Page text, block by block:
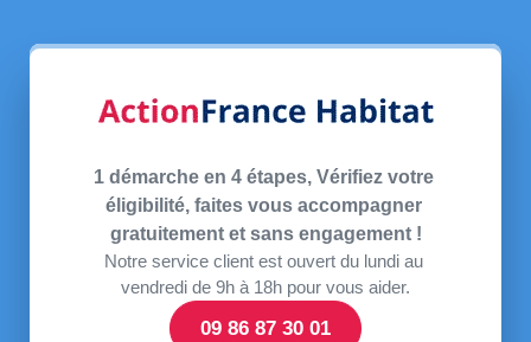
1 démarche en 4 étapes, Vérifiez votre
éligibilité, faites vous accompagner
gratuitement et sans engagement !
Notre service client est ouvert du lundi au
vendredi de 9h à 18h pour vous aider.
09 86 87 30 01